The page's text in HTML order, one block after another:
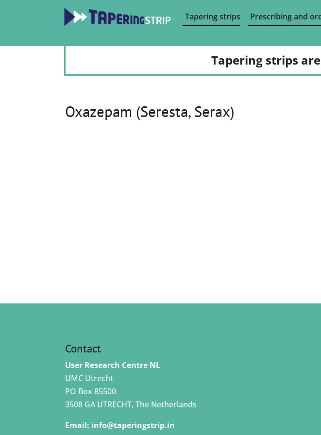
Tapering strips Prescribing and
Tapering strips
Oxazepam (Seresta, Serax)
Contact
User Research Centre NL
UMC Utrecht
PO Box 85500
3508 GA UTRECHT, The Netherlands
Email: info@taperingstrip.in